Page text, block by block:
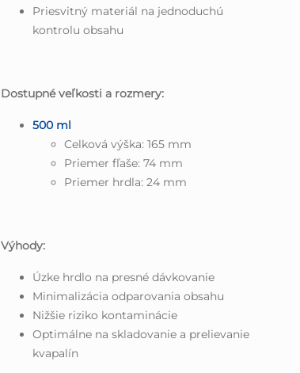
Priesvitný materiál na jednoduchú
kontrolu obsahu
Dostupné veľkosti a rozmery:
500 ml
Celková výška: 165 mm
Priemer fľaše: 74 mm
Priemer hrdla: 24 mm
Výhody:
Úzke hrdlo na presné dávkovanie
Minimalizácia odparovania obsahu
Nižšie riziko kontaminácie
Optimálne na skladovanie a prelievanie
kvapalín